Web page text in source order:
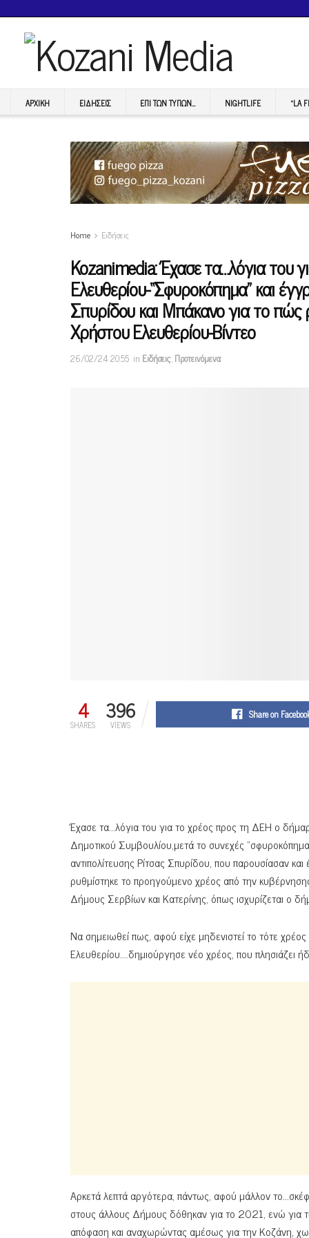
ΑΡΧΙΚΉ ΕΙΔΉΣΕΙΣ ΕΠI ΤΩΝ ΤΥΠΩΝ… NIGHTLIFE “LA
Home Ειδήσεις
Kozanimedia: Έχασε τα…λόγια
Ελευθερίου-“Σφυροκόπημα” και
Σπυρίδου και Μπάκανο για το πώς
Χρήστου Ελευθερίου-Βίντεο
26/02/24 20:55 in Ειδήσεις,Προτεινόμενα
4
SHARES 396
VIEWS
Share on
Έχασε τα…λόγια του για το χρέος προς τη ΔΕΗ ο
Δημοτικού Συμβουλίου,μετά το συνεχές
αντιπολίτευσης Ρίτσας Σπυρίδου, που παρουσίασαν
ρυθμίστηκε το προηγούμενο χρέος από την
Δήμους Σερβίων και Κατερίνης, όπως ισχυρίζεται ο
Να σημειωθεί πως, αφού είχε μηδενιστεί το τότε
Ελευθερίου….δημιούργησε νέο χρέος, που
Aρκετά λεπτά αργότερα, πάντως, αφού μάλλον
στους άλλους Δήμους δόθηκαν για το 2021, ενώ για
απόφαση και αναχωρώντας αμέσως για την Κοζάνη,